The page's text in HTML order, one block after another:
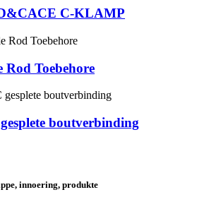
C-KLAMP
Rod Toebehore
boutverbinding
innoering, produkte